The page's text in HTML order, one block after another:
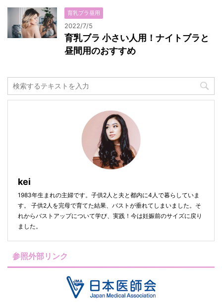
育乳ブラ昼用
2022/7/5
育乳ブラ 小さい人用！ナイトブラと
昼間用のおすすめ
kei
1983年生まれの主婦です。子供2人と夫と都内に4人で暮らしていま
す。 子供2人を完母で育てた結果、バストが垂れてしまいました。そ
れからバストアップについて学び、実践！今は妊娠前のサイズに戻り
ました。
参照外部リンク